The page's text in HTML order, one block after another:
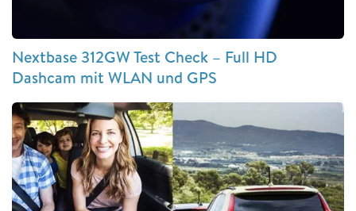
Nextbase 312GW Test Check – Full HD
Dashcam mit WLAN und GPS